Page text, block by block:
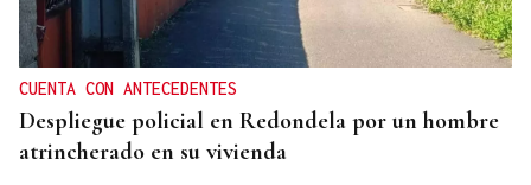
CUENTA CON ANTECEDENTES
Despliegue policial en Redondela por un hombre
atrincherado en su vivienda